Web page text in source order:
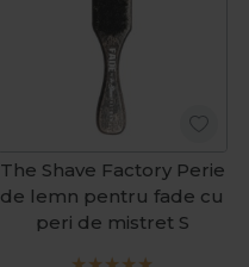
The Shave Factory Perie
de lemn pentru fade cu
peri de mistret S